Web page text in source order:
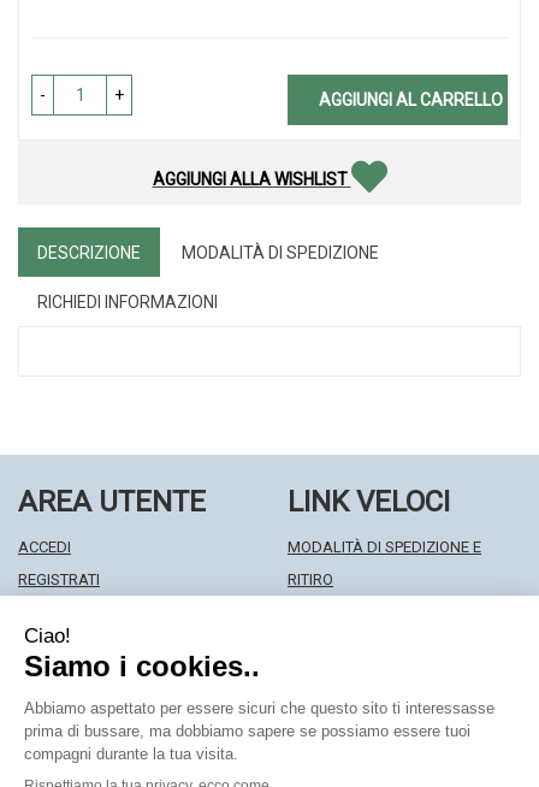
- + AGGIUNGI AL CARRELLO
AGGIUNGI ALLA WISHLIST
DESCRIZIONE MODALITÀ DI SPEDIZIONE
RICHIEDI INFORMAZIONI
AREA UTENTE
ACCEDI
REGISTRATI
ISCRIZIONE ALLA NEWSLETTER
LINK VELOCI
MODALITÀ DI SPEDIZIONE E
RITIRO
Farmacia Centrale Srl- Via Matteotti 18 22063 Cantù (CO)